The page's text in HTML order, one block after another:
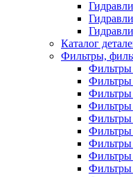
Каталог
Фильтры,
Фильтры
Фильтры
Фильтры
Фильтры
Фильтры
Фильтры
Фильтры
Фильтры
Фильтры